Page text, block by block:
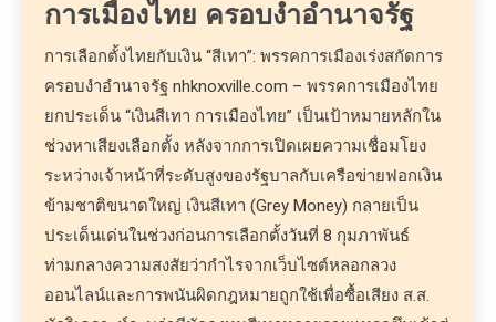
การเมืองไทย ครอบงำอำนาจรัฐ
การเลือกตั้งไทยกับเงิน “สีเทา”: พรรคการเมืองเร่งสกัดการ
ครอบงำอำนาจรัฐ nhknoxville.com – พรรคการเมืองไทย
ยกประเด็น “เงินสีเทา การเมืองไทย” เป็นเป้าหมายหลักใน
ช่วงหาเสียงเลือกตั้ง หลังจากการเปิดเผยความเชื่อมโยง
ระหว่างเจ้าหน้าที่ระดับสูงของรัฐบาลกับเครือข่ายฟอกเงิน
ข้ามชาติขนาดใหญ่ เงินสีเทา (Grey Money) กลายเป็น
ประเด็นเด่นในช่วงก่อนการเลือกตั้งวันที่ 8 กุมภาพันธ์
ท่ามกลางความสงสัยว่ากำไรจากเว็บไซต์หลอกลวง
ออนไลน์และการพนันผิดกฎหมายถูกใช้เพื่อซื้อเสียง ส.ส.